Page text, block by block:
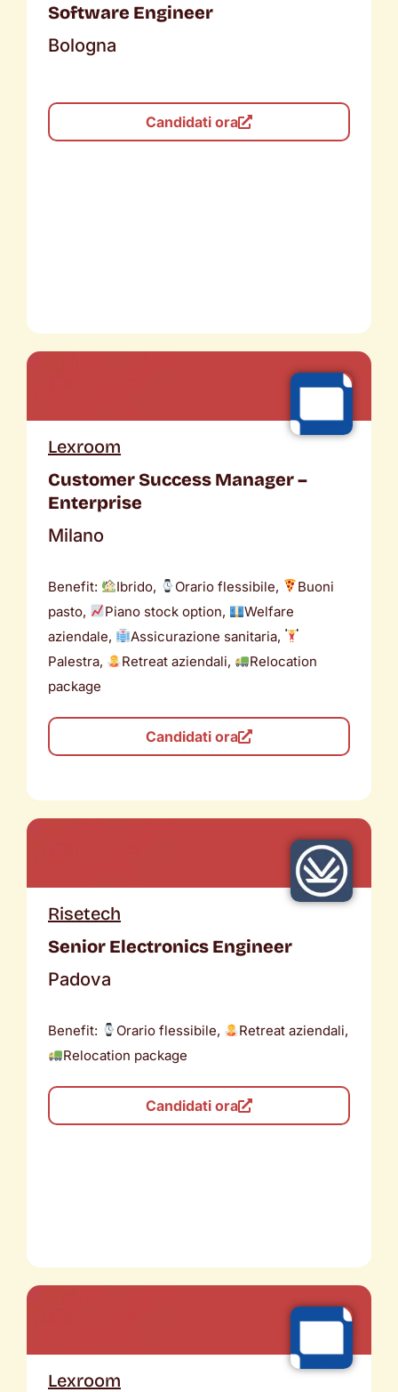
Software Engineer
Bologna
Candidati ora
Lexroom
Customer Success Manager –
Enterprise
Milano
Benefit: Ibrido, Orario flessibile,
Buoni
pasto,
Piano stock option,
Welfare
aziendale,
Assicurazione sanitaria,
Palestra,
Retreat aziendali,
Relocation
package
Candidati ora
Risetech
Senior Electronics Engineer
Padova
Benefit: Orario flessibile,
Retreat aziendali,
Relocation package
Candidati ora
Lexroom